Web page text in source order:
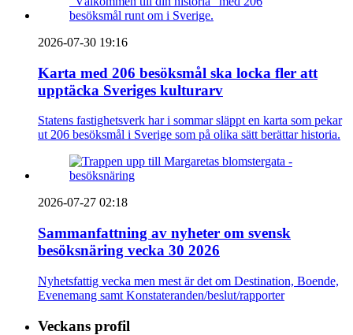
2026-07-30 19:16
Karta med 206 besöksmål ska locka fler att
upptäcka Sveriges kulturarv
Statens fastighetsverk har i sommar släppt en karta som pekar
ut 206 besöksmål i Sverige som på olika sätt berättar historia.
2026-07-27 02:18
Sammanfattning av nyheter om svensk
besöksnäring vecka 30 2026
Nyhetsfattig vecka men mest är det om Destination, Boende,
Evenemang samt Konstateranden/beslut/rapporter
Veckans profil